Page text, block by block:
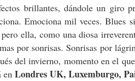
brillantes, dándole un giro
Emociona mil veces. Blues
ella, como una diosa
por sonrisas. Sonrisas por
del invierno, momento en el
en Londres UK, Luxemburgo,